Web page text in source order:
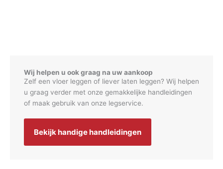
Wij helpen u ook graag na uw aankoop
Zelf een vloer leggen of liever laten leggen? Wij helpen
u graag verder met onze gemakkelijke handleidingen
of maak gebruik van onze legservice.
Bekijk handige handleidingen